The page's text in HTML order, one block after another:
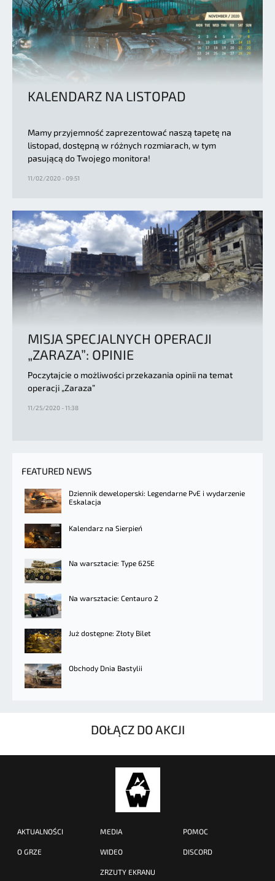
KALENDARZ NA LISTOPAD
Mamy przyjemność zaprezentować naszą tapetę na
listopad, dostępną w różnych rozmiarach, w tym
pasującą do Twojego monitora!
11/02/2020 - 09:51
MISJA SPECJALNYCH OPERACJI
„ZARAZA”: OPINIE
Poczytajcie o możliwości przekazania opinii na temat
operacji „Zaraza”
11/25/2020 - 11:38
FEATURED NEWS
Dziennik deweloperski: Legendarne PvE i wydarzenie
Eskalacja
Kalendarz na Sierpień
Na warsztacie: Type 625E
Na warsztacie: Centauro 2
Już dostępne: Złoty Bilet
Obchody Dnia Bastylii
DOŁĄCZ DO AKCJI
AKTUALNOŚCI
O GRZE
MEDIA
WIDEO
ZRZUTY EKRANU
POMOC
DISCORD